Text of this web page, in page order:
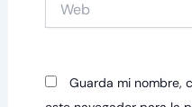
Guarda mi nombre,